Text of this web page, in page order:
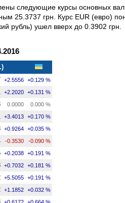
следующие курсы основных
25.3737 грн. Курс EUR (евро)
рубль) ушел вверх до 0.3902 грн.
+2.5556 +0.129 %
+2.2020 +0.131 %
0.0000 0.000 %
+3.4013 +0.170 %
+0.9264 +0.035 %
-0.3530 -0.090 %
+0.2038 +0.191 %
+0.7032 +0.181 %
+5.5055 +0.191 %
+1.1852 +0.032 %